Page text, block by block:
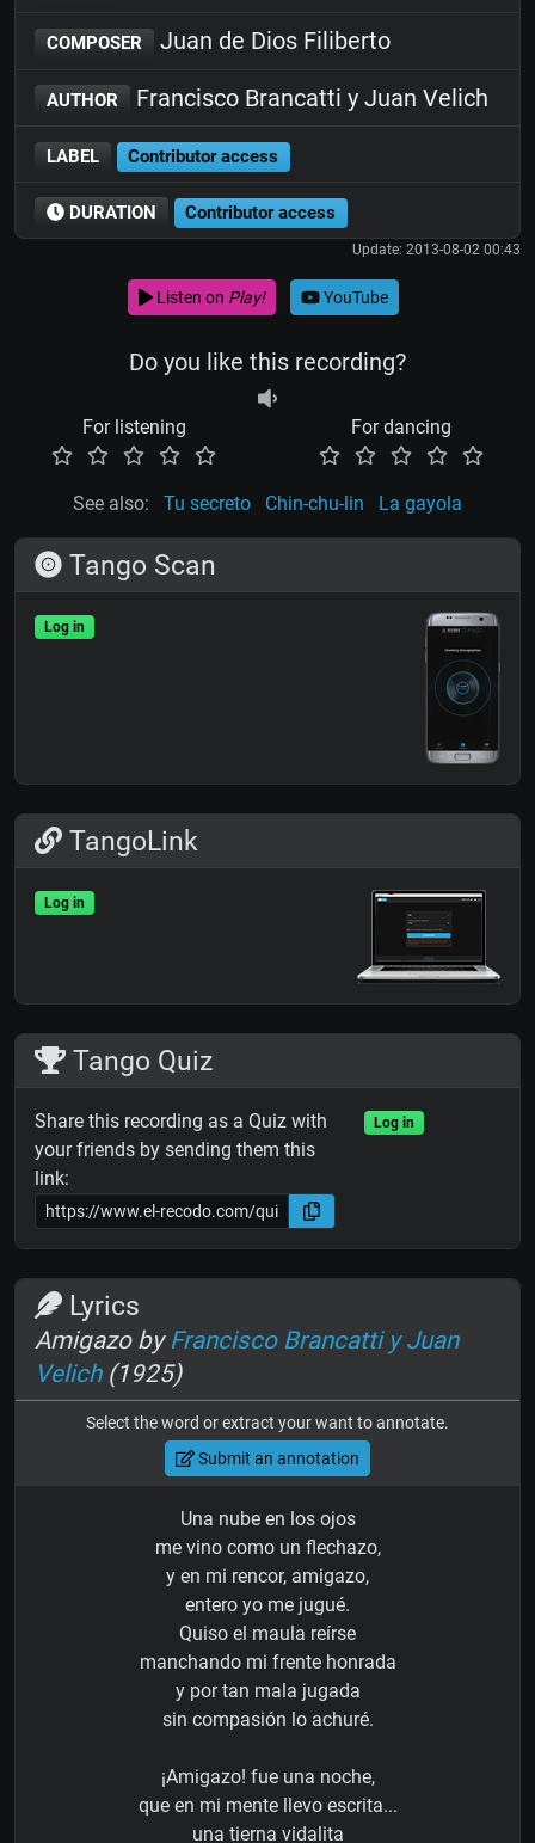
COMPOSER Juan de Dios Filiberto
AUTHOR Francisco Brancatti y Juan Velich
LABEL Contributor access
DURATION Contributor access
Update: 2013-08-02 00:43
Listen on Play! YouTube
Do you like this recording?
For listening For dancing
See also: Tu secreto Chin-chu-lin La gayola
Tango Scan
Log in
TangoLink
Log in
Tango Quiz
Share this recording as a Quiz with
your friends by sending them this
link:
Log in
Lyrics
Amigazo byFrancisco Brancatti y Juan
Velich(1925)
Select the word or extract your want to annotate.
Submit an annotation
Una nube en los ojos
me vino como un flechazo,
y en mi rencor, amigazo,
entero yo me jugué.
Quiso el maula reírse
manchando mi frente honrada
y por tan mala jugada
sin compasión lo achuré.
¡Amigazo! fue una noche,
que en mi mente llevo escrita...
una tierna vidalita